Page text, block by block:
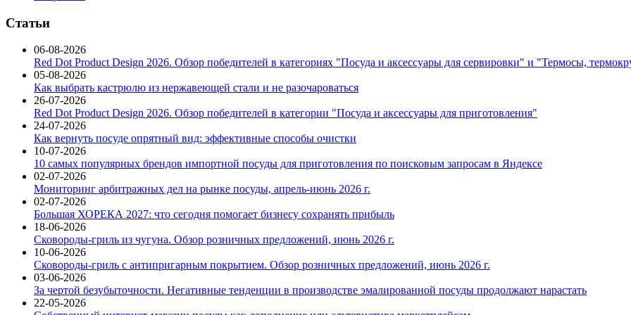
Статьи
06-08-2026
Red Dot Product Design 2026. Обзор победителей в категориях "Посуда и аксессуары для сервировки" и "Термосы,
05-08-2026
Как выбрать кастрюлю из нержавеющей стали и не разочароваться
26-07-2026
Red Dot Product Design 2026. Обзор победителей в категории "Посуда и аксессуары для приготовления"
24-07-2026
Как вернуть посуде опрятный вид: эффективные способы очистки
10-07-2026
10 самых популярных брендов импортной посуды для приготовления по поисковым запросам в Яндексе
02-07-2026
Мониторинг арбитражных дел на рынке посуды, апрель-июнь 2026 г.
02-07-2026
Большая ХОРЕКА 2027: что сегодня помогает бизнесу сохранять прибыль
18-06-2026
Сковороды-гриль из чугуна. Обзор розничных предложений, июнь 2026 г.
10-06-2026
Сковороды-гриль с антипригарным покрытием. Обзор розничных предложений, июнь 2026 г.
03-06-2026
За чертой безубыточности. Негативные тенденции в производстве эмалированной посуды продолжают нарастать
22-05-2026